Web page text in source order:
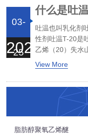
03-
25
2026
什么是吐
吐温也叫乳化剂
性剂吐温T-20是
乙烯（20）失水
View More
脂肪醇聚氧乙烯醚